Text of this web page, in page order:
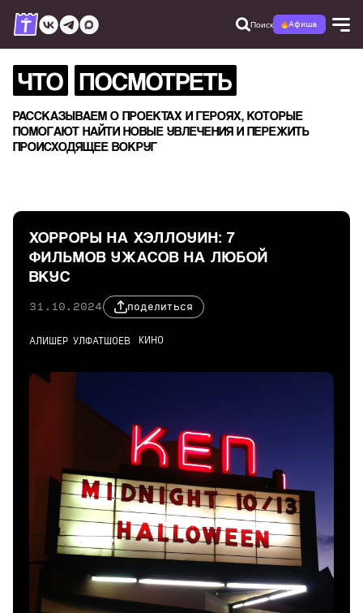
Поиск Афиша
ЧТО ПОСМОТРЕТЬ
РАССКАЗЫВАЕМ О ПРОЕКТАХ И ГЕРОЯХ, КОТОРЫЕ
ПОМОГАЮТ НАЙТИ НОВЫЕ УВЛЕЧЕНИЯ И ПЕРЕЖИТЬ
ПРОИСХОДЯЩЕЕ ВОКРУГ
ХОРРОРЫ НА ХЭЛЛОУИН: 7
ФИЛЬМОВ УЖАСОВ НА ЛЮБОЙ
ВКУС
31.10.2024 поделиться
АЛИШЕР УЛФАТШОЕВ КИНО